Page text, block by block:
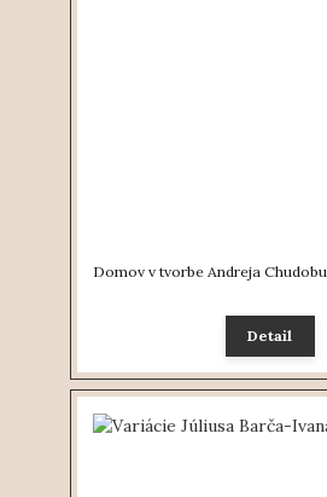
Domov v tvorbe Andreja Chudobu
Detail